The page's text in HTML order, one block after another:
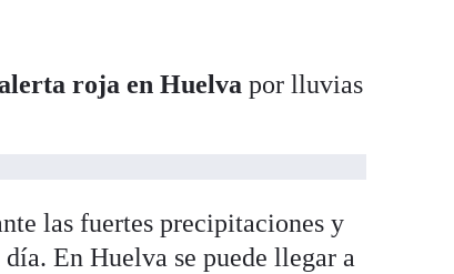
roja en Huelva por lluvias
las fuertes precipitaciones y
En Huelva se puede llegar a